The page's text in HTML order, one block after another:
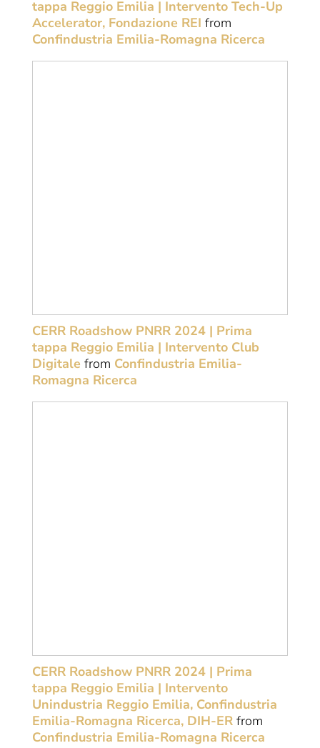
tappa Reggio Emilia | Intervento Tech-Up
Accelerator, Fondazione REI from
Confindustria Emilia-Romagna Ricerca
CERR Roadshow PNRR 2024 | Prima
tappa Reggio Emilia | Intervento Club
Digitale from Confindustria Emilia-
Romagna Ricerca
CERR Roadshow PNRR 2024 | Prima
tappa Reggio Emilia | Intervento
Unindustria Reggio Emilia, Confindustria
Emilia-Romagna Ricerca, DIH-ER from
Confindustria Emilia-Romagna Ricerca